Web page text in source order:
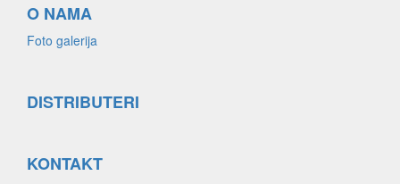
O NAMA
Foto galerija
DISTRIBUTERI
KONTAKT